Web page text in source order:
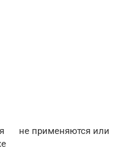
не применяются или